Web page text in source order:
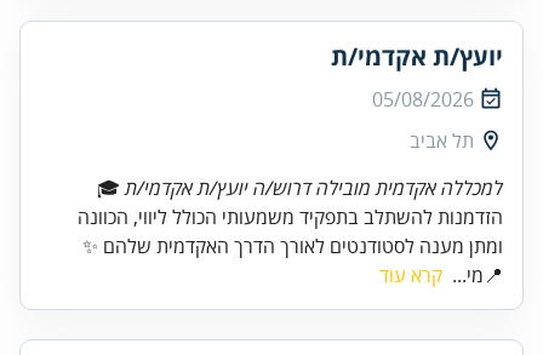
יועץ/ת אקדמי/ת
05/08/2026
תל אביב
למכללה אקדמית מובילה דרוש/ה יועץ/ת אקדמי/ת
הזדמנות להשתלב בתפקיד משמעותי הכולל ליווי, הכוונה
ומתן מענה לסטודנטים לאורך הדרך האקדמית שלהם ✨
📍מי... קרא עוד